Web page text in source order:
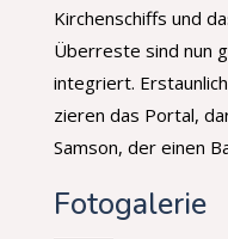
Kirchenschiffs und
Überreste sind nun
integriert.
zieren das Portal,
Samson, der einen
Fotogalerie